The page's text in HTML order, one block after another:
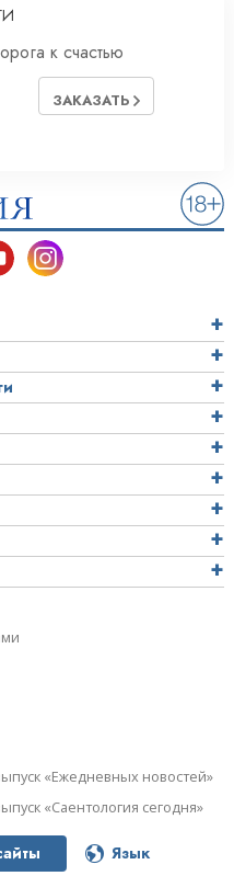
к счастью
ЗАКАЗАТЬ
«Ежедневных новостей»
«Саентология сегодня»
Язык